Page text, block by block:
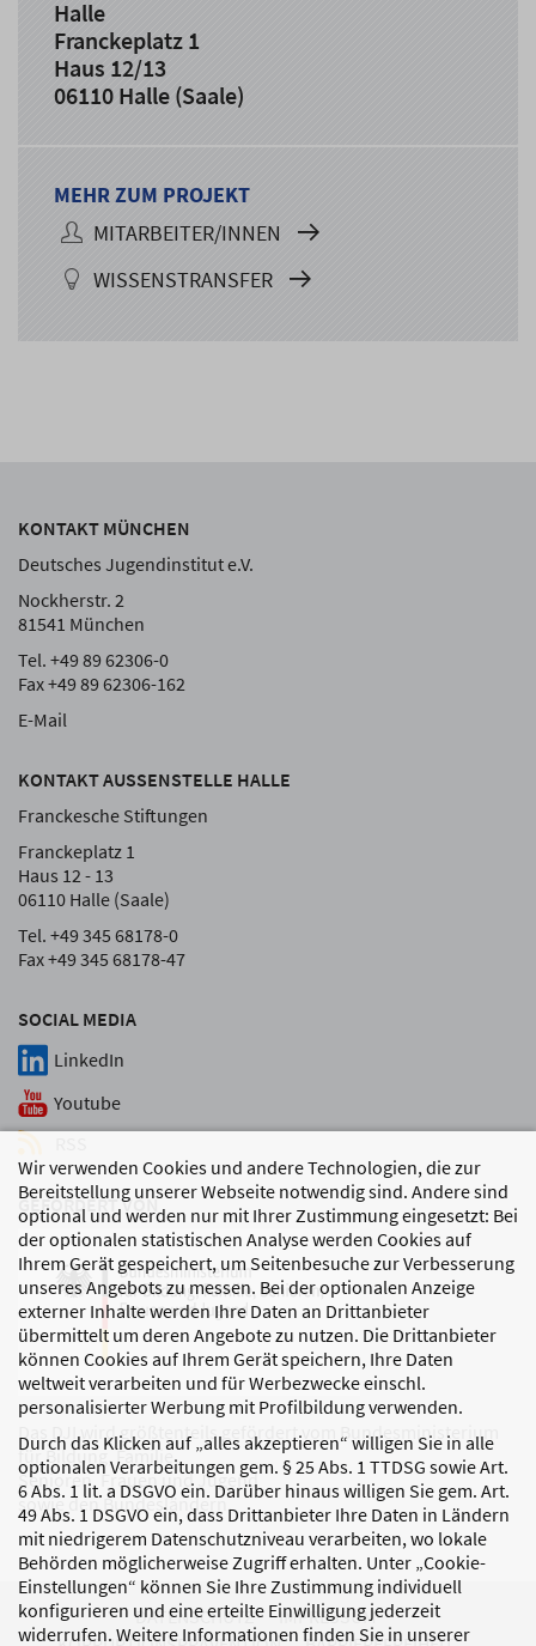
Wir verwenden Cookies und andere Technologien, die zur
Bereitstellung unserer Webseite notwendig sind. Andere sind
optional und werden nur mit Ihrer Zustimmung eingesetzt: Bei
der optionalen statistischen Analyse werden Cookies auf
Ihrem Gerät gespeichert, um Seitenbesuche zur Verbesserung
unseres Angebots zu messen. Bei der optionalen Anzeige
externer Inhalte werden Ihre Daten an Drittanbieter
übermittelt um deren Angebote zu nutzen. Die Drittanbieter
können Cookies auf Ihrem Gerät speichern, Ihre Daten
weltweit verarbeiten und für Werbezwecke einschl.
personalisierter Werbung mit Profilbildung verwenden.
Durch das Klicken auf „alles akzeptieren“ willigen Sie in alle
optionalen Verarbeitungen gem. § 25 Abs. 1 TTDSG sowie Art.
6 Abs. 1 lit. a DSGVO ein. Darüber hinaus willigen Sie gem. Art.
49 Abs. 1 DSGVO ein, dass Drittanbieter Ihre Daten in Ländern
mit niedrigerem Datenschutzniveau verarbeiten, wo lokale
Behörden möglicherweise Zugriff erhalten. Unter „Cookie-
Einstellungen“ können Sie Ihre Zustimmung individuell
konfigurieren und eine erteilte Einwilligung jederzeit
widerrufen. Weitere Informationen finden Sie in unserer
Halle
Franckeplatz 1
Haus 12/13
06110 Halle (Saale)
MEHR ZUM PROJEKT
MITARBEITER/INNEN
WISSENSTRANSFER
SOCIAL MEDIA
LinkedIn
Youtube
KONTAKT MÜNCHEN
Deutsches Jugendinstitut e.V.
Nockherstr. 2
81541 München
Tel. +49 89 62306-0
Fax +49 89 62306-162
E-Mail
KONTAKT AUSSENSTELLE HALLE
Franckesche Stiftungen
Franckeplatz 1
Haus 12 - 13
06110 Halle (Saale)
Tel. +49 345 68178-0
Fax +49 345 68178-47
GEFÖRDERT VON
Das DJI wird größtenteils gefördert vom Bundesministerium
für Bildung, Familie,
Senioren, Frauen und Jugend
sowie den Bundesländern.
DATENSCHUTZ
IMPRESSUM